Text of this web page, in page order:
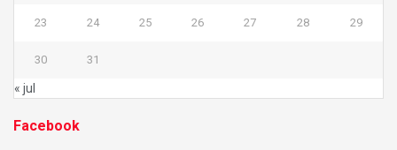
23 24 25 26 27 28 29
30 31
« jul
Facebook